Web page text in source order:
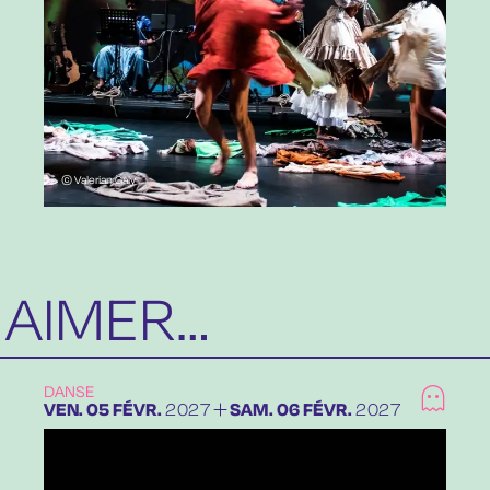
© Valerian Galy
DANSE
DU
VENDREDI
VEN. 05FÉVRIER
FÉVR. 2027 AU
SAMEDI
SAM. 06FÉVRIER
FÉVR. 2027